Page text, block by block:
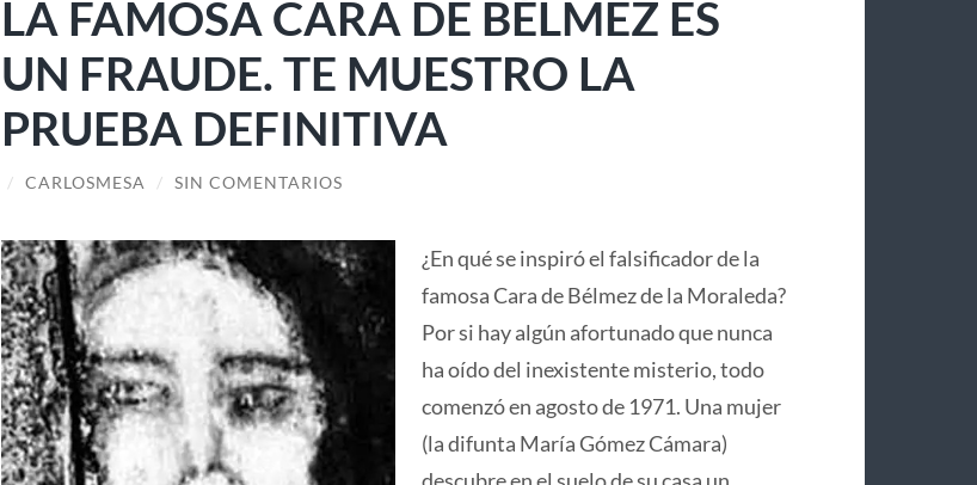
LA FAMOSA CARA DE BÉLMEZ ES
UN FRAUDE. TE MUESTRO LA
PRUEBA DEFINITIVA
/ CARLOSMESA / SIN COMENTARIOS
¿En qué se inspiró el falsificador de la
famosa Cara de Bélmez de la Moraleda?
Por si hay algún afortunado que nunca
ha oído del inexistente misterio, todo
comenzó en agosto de 1971. Una mujer
(la difunta María Gómez Cámara)